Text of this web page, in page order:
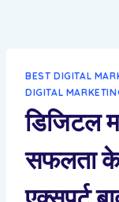
BEST DIGITAL
DIGITAL
डिजिटल
सफलता के